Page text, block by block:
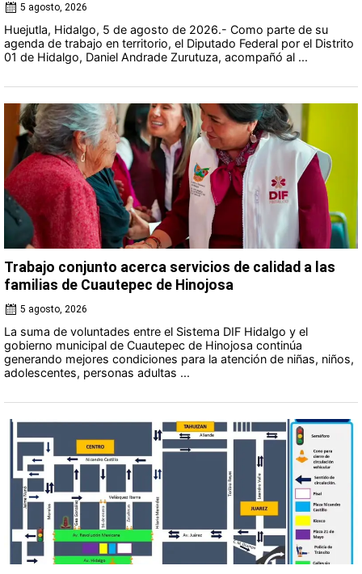
5 agosto, 2026
Huejutla, Hidalgo, 5 de agosto de 2026.- Como parte de su
agenda de trabajo en territorio, el Diputado Federal por el Distrito
01 de Hidalgo, Daniel Andrade Zurutuza, acompañó al ...
Trabajo conjunto acerca servicios de calidad a las
familias de Cuautepec de Hinojosa
5 agosto, 2026
La suma de voluntades entre el Sistema DIF Hidalgo y el
gobierno municipal de Cuautepec de Hinojosa continúa
generando mejores condiciones para la atención de niñas, niños,
adolescentes, personas adultas ...